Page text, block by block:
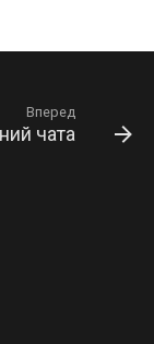
Вперед
чата